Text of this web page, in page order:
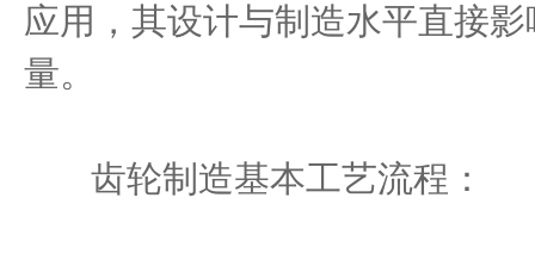
应用，其设计与制造水平直接
量。
齿轮制造基本工艺流程：